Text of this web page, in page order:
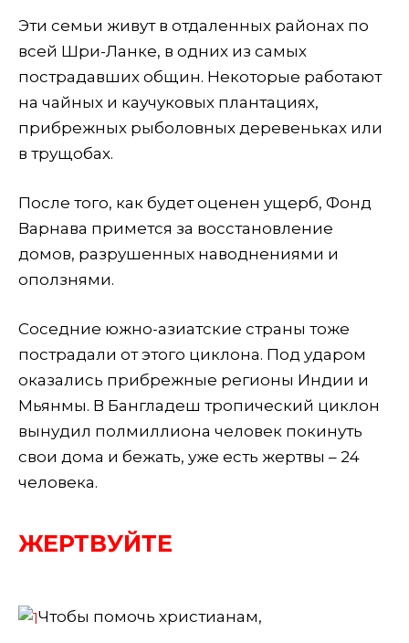
Эти семьи живут в отдаленных районах по
всей Шри-Ланке, в одних из самых
пострадавших общин. Некоторые работают
на чайных и каучуковых плантациях,
прибрежных рыболовных деревеньках или
в трущобах.
После того, как будет оценен ущерб, Фонд
Варнава примется за восстановление
домов, разрушенных наводнениями и
оползнями.
Соседние южно-азиатские страны тоже
пострадали от этого циклона. Под ударом
оказались прибрежные регионы Индии и
Мьянмы. В Бангладеш тропический циклон
вынудил полмиллиона человек покинуть
свои дома и бежать, уже есть жертвы – 24
человека.
ЖЕРТВУЙТЕ
Чтобы помочь христианам,